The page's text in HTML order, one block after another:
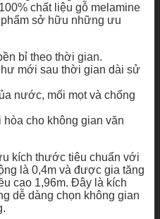
chất liệu gỗ melamine
sở hữu những ưu
bỉ theo thời gian.
mới sau thời gian dài sử
nước, mối mọt và chống
cho không gian văn
kích thước tiêu chuẩn với
là 0,4m và được gia tăng
cao 1,96m. Đây là kích
dễ dàng chọn không gian